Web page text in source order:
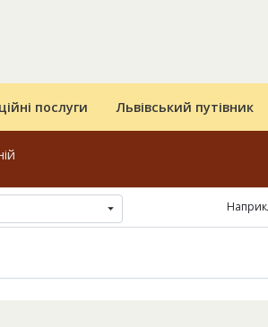
послуги Львівський путівник